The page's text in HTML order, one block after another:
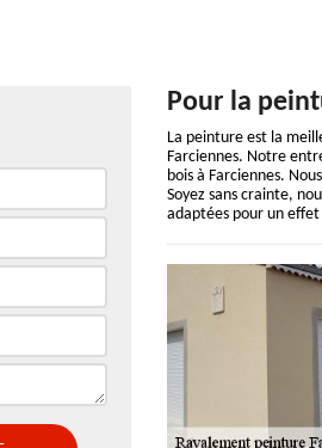
Pour la
La peinture est la
Farciennes. Notre
bois à Farciennes.
Soyez sans crainte,
adaptées pour un